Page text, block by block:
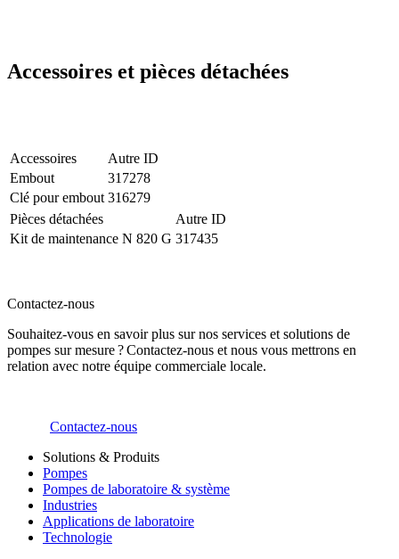
Accessoires et pièces détachées
Accessoires
Autre ID
Embout
317278
Clé pour embout 316279
Pièces détachées
Autre ID
Kit de maintenance N 820 G 317435
Contactez-nous
Souhaitez-vous en savoir plus sur nos services et solutions de
pompes sur mesure ? Contactez-nous et nous vous mettrons en
relation avec notre équipe commerciale locale.
Contactez-nous
Solutions & Produits
Pompes
Pompes de laboratoire & système
Industries
Applications de laboratoire
Technologie